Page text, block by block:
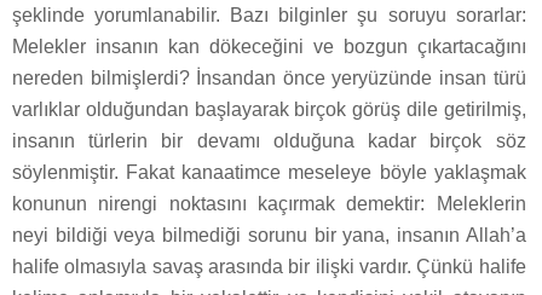
şeklinde yorumlanabilir. Bazı bilginler şu soruyu sorarlar:
Melekler insanın kan dökeceğini ve bozgun çıkartacağını
nereden bilmişlerdi? İnsandan önce yeryüzünde insan türü
varlıklar olduğundan başlayarak birçok görüş dile getirilmiş,
insanın türlerin bir devamı olduğuna kadar birçok söz
söylenmiştir. Fakat kanaatimce meseleye böyle yaklaşmak
konunun nirengi noktasını kaçırmak demektir: Meleklerin
neyi bildiği veya bilmediği sorunu bir yana, insanın Allah’a
halife olmasıyla savaş arasında bir ilişki vardır. Çünkü halife